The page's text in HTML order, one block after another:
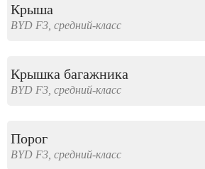
Крыша
BYD F3, средний-класс
Крышка багажника
BYD F3, средний-класс
Порог
BYD F3, средний-класс